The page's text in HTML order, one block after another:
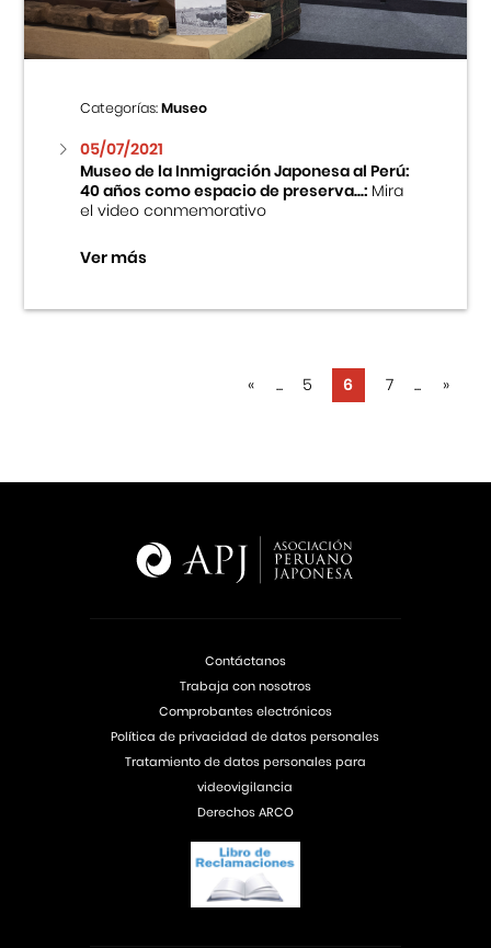
Categorías:Museo
05/07/2021
Museo de la Inmigración Japonesa al Perú:
40 años como espacio de preserva...:Mira
el video conmemorativo
Ver más
« ... 5 6 7 ... »
Contáctanos
Trabaja con nosotros
Comprobantes electrónicos
Política de privacidad de datos personales
Tratamiento de datos personales para
videovigilancia
Derechos ARCO